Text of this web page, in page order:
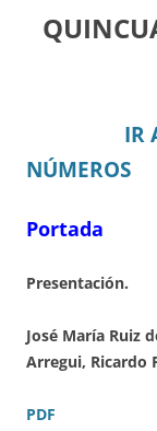
IR
NÚMEROS
Portada
Presentación.
José María Ruiz
Arregui, Ricardo
PDF